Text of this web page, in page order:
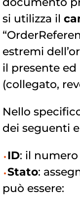
si utilizza il
estremi
il presente
(collegato,
Nello
dei seguenti
ID: il
Stato:
può essere: